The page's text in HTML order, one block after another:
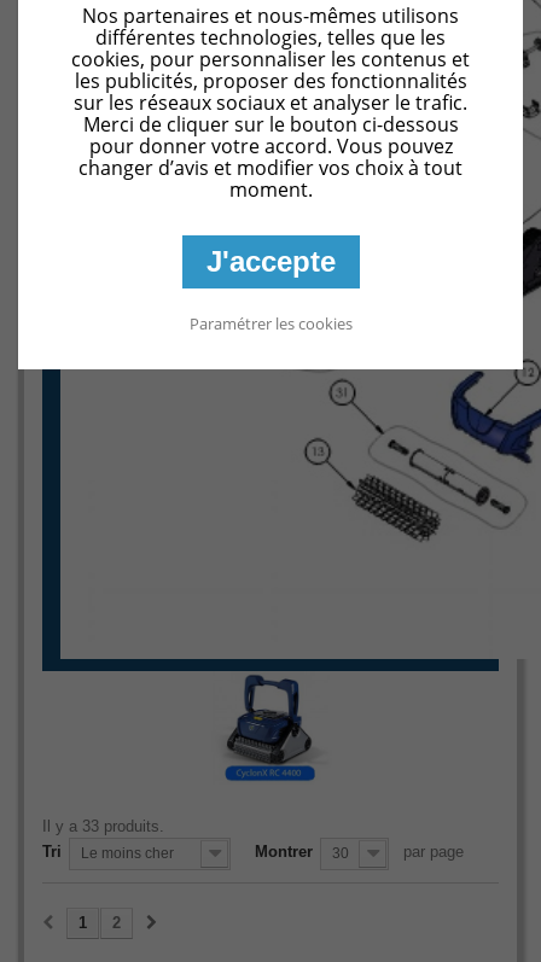
Il y a 33 produits.
Tri
Le moins cher Montrer 30 par page
1 2
Nos partenaires et nous-mêmes utilisons
différentes technologies, telles que les
cookies, pour personnaliser les contenus et
les publicités, proposer des fonctionnalités
sur les réseaux sociaux et analyser le trafic.
Merci de cliquer sur le bouton ci-dessous
pour donner votre accord. Vous pouvez
changer d’avis et modifier vos choix à tout
moment.
J'accepte
Paramétrer les cookies